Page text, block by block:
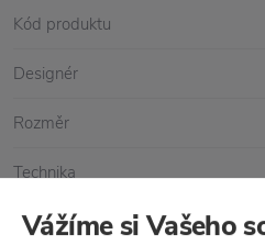
Kód produktu
Designér
Rozměr
Technika
Vážíme si Vašeho